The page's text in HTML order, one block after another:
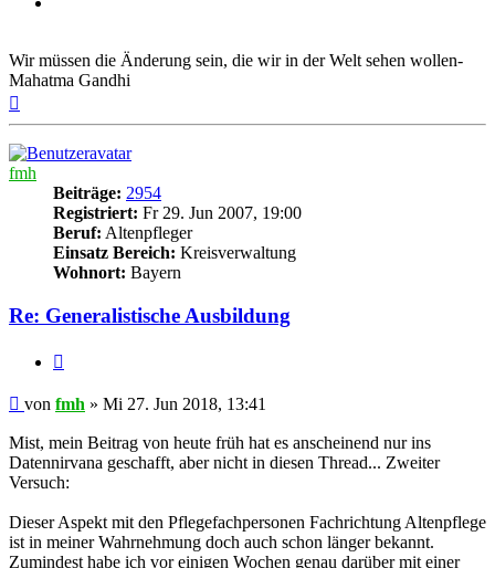
Wir müssen die Änderung sein, die wir in der Welt sehen wollen-
Mahatma Gandhi
fmh
Beiträge: 2954
Registriert: Fr 29. Jun 2007, 19:00
Beruf: Altenpfleger
Einsatz Bereich: Kreisverwaltung
Wohnort: Bayern
Re: Generalistische Ausbildung
Beitrag
von fmh » Mi 27. Jun 2018, 13:41
Mist, mein Beitrag von heute früh hat es anscheinend nur ins
Datennirvana geschafft, aber nicht in diesen Thread... Zweiter
Versuch:
Dieser Aspekt mit den Pflegefachpersonen Fachrichtung Altenpflege
ist in meiner Wahrnehmung doch auch schon länger bekannt.
Zumindest habe ich vor einigen Wochen genau darüber mit einer